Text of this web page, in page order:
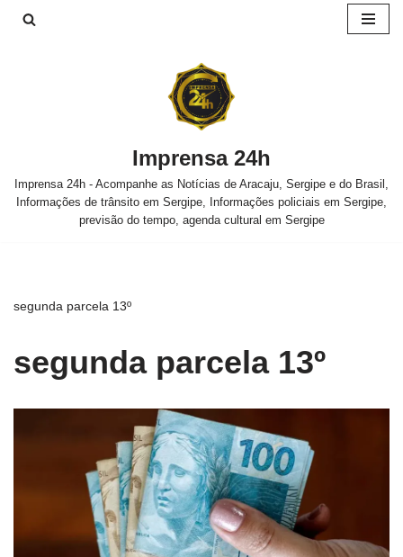
Imprensa 24h
Imprensa 24h - Acompanhe as Notícias de Aracaju, Sergipe e do Brasil,
Informações de trânsito em Sergipe, Informações policiais em Sergipe,
previsão do tempo, agenda cultural em Sergipe
segunda parcela 13º
segunda parcela 13º